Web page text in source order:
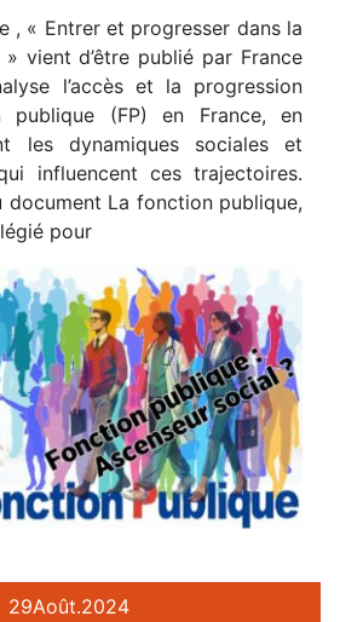
, « Entrer et progresser dans la
vient d’être publié par France
l’accès et la progression
(FP) en France, en
les dynamiques sociales et
influencent ces trajectoires.
document La fonction publique,
pour
29Août.2024